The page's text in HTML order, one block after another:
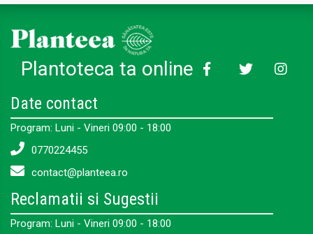
Plantoteca ta online
Date contact
Program: Luni - Vineri 09:00 - 18:00
0770224455
contact@planteea.ro
Reclamatii si Sugestii
Program: Luni - Vineri 09:00 - 18:00